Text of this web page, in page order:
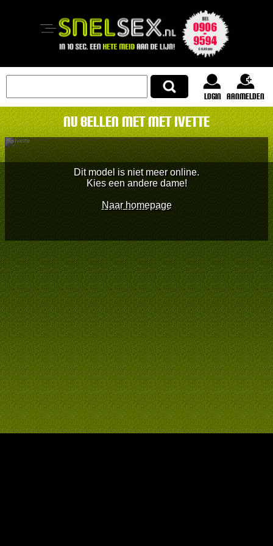
login Aanmelden
Nu bellen met met Ivette
Dit model is niet meer online.
Kies een andere dame!
Naar homepage